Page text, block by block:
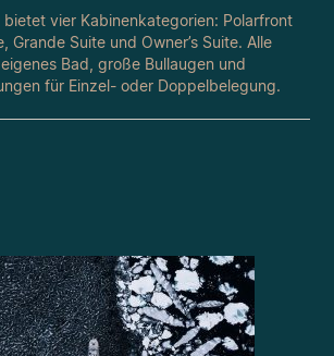
bietet vier Kabinenkategorien: Polarfront
Grande Suite und Owner’s Suite. Alle
Bad, große Bullaugen und
für Einzel- oder Doppelbelegung.